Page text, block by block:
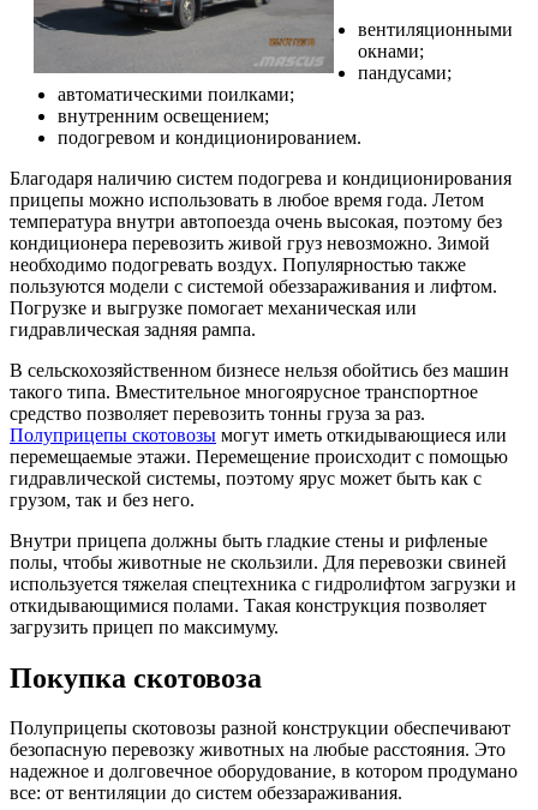
вентиляционными
окнами;
пандусами;
автоматическими поилками;
внутренним освещением;
подогревом и кондиционированием.
Благодаря наличию систем подогрева и кондиционирования
прицепы можно использовать в любое время года. Летом
температура внутри автопоезда очень высокая, поэтому без
кондиционера перевозить живой груз невозможно. Зимой
необходимо подогревать воздух. Популярностью также
пользуются модели с системой обеззараживания и лифтом.
Погрузке и выгрузке помогает механическая или
гидравлическая задняя рампа.
В сельскохозяйственном бизнесе нельзя обойтись без машин
такого типа. Вместительное многоярусное транспортное
средство позволяет перевозить тонны груза за раз.
Полуприцепы скотовозы могут иметь откидывающиеся или
перемещаемые этажи. Перемещение происходит с помощью
гидравлической системы, поэтому ярус может быть как с
грузом, так и без него.
Внутри прицепа должны быть гладкие стены и рифленые
полы, чтобы животные не скользили. Для перевозки свиней
используется тяжелая спецтехника с гидролифтом загрузки и
откидывающимися полами. Такая конструкция позволяет
загрузить прицеп по максимуму.
Покупка скотовоза
Полуприцепы скотовозы разной конструкции обеспечивают
безопасную перевозку животных на любые расстояния. Это
надежное и долговечное оборудование, в котором продумано
все: от вентиляции до систем обеззараживания.